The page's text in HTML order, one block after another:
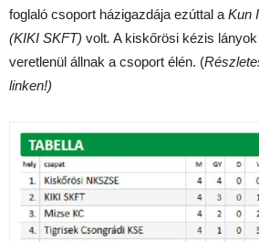
foglaló csoport házigazdája ezúttal a Kun
(KIKI SKFT) volt. A kiskőrösi kézis
veretlenül állnak a csoport élén. (
linken!)